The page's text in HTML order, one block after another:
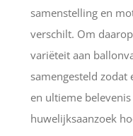
samenstelling en
verschilt. Om
variëteit aan
samengesteld zodat
en ultieme
huwelijksaanzoek